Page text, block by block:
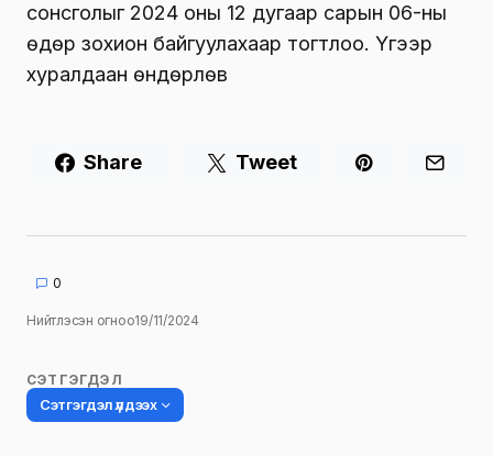
сонсголыг 2024 оны 12 дугаар сарын 06-ны
өдөр зохион байгуулахаар тогтлоо. Үүгээр
хуралдаан өндөрлөв
Share Tweet
0
Нийтлэсэн огноо19/11/2024
СЭТГЭГДЭЛ
Сэтгэгдэл үлдээх